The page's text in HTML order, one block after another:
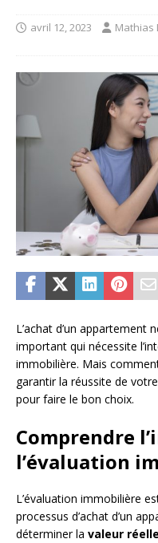
avril 12, 2023 Mathias
L’achat d’un appartement
important qui nécessite
immobilière. Mais
garantir la réussite de
pour faire le bon choix.
Comprendre
l’évaluation
L’évaluation immobilière
processus d’achat d’un
déterminer la valeur réelle